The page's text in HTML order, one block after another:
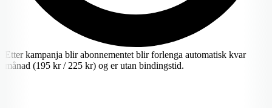
Etter kampanja blir abonnementet blir forlenga automatisk kvar
månad (195 kr / 225 kr) og er utan bindingstid.